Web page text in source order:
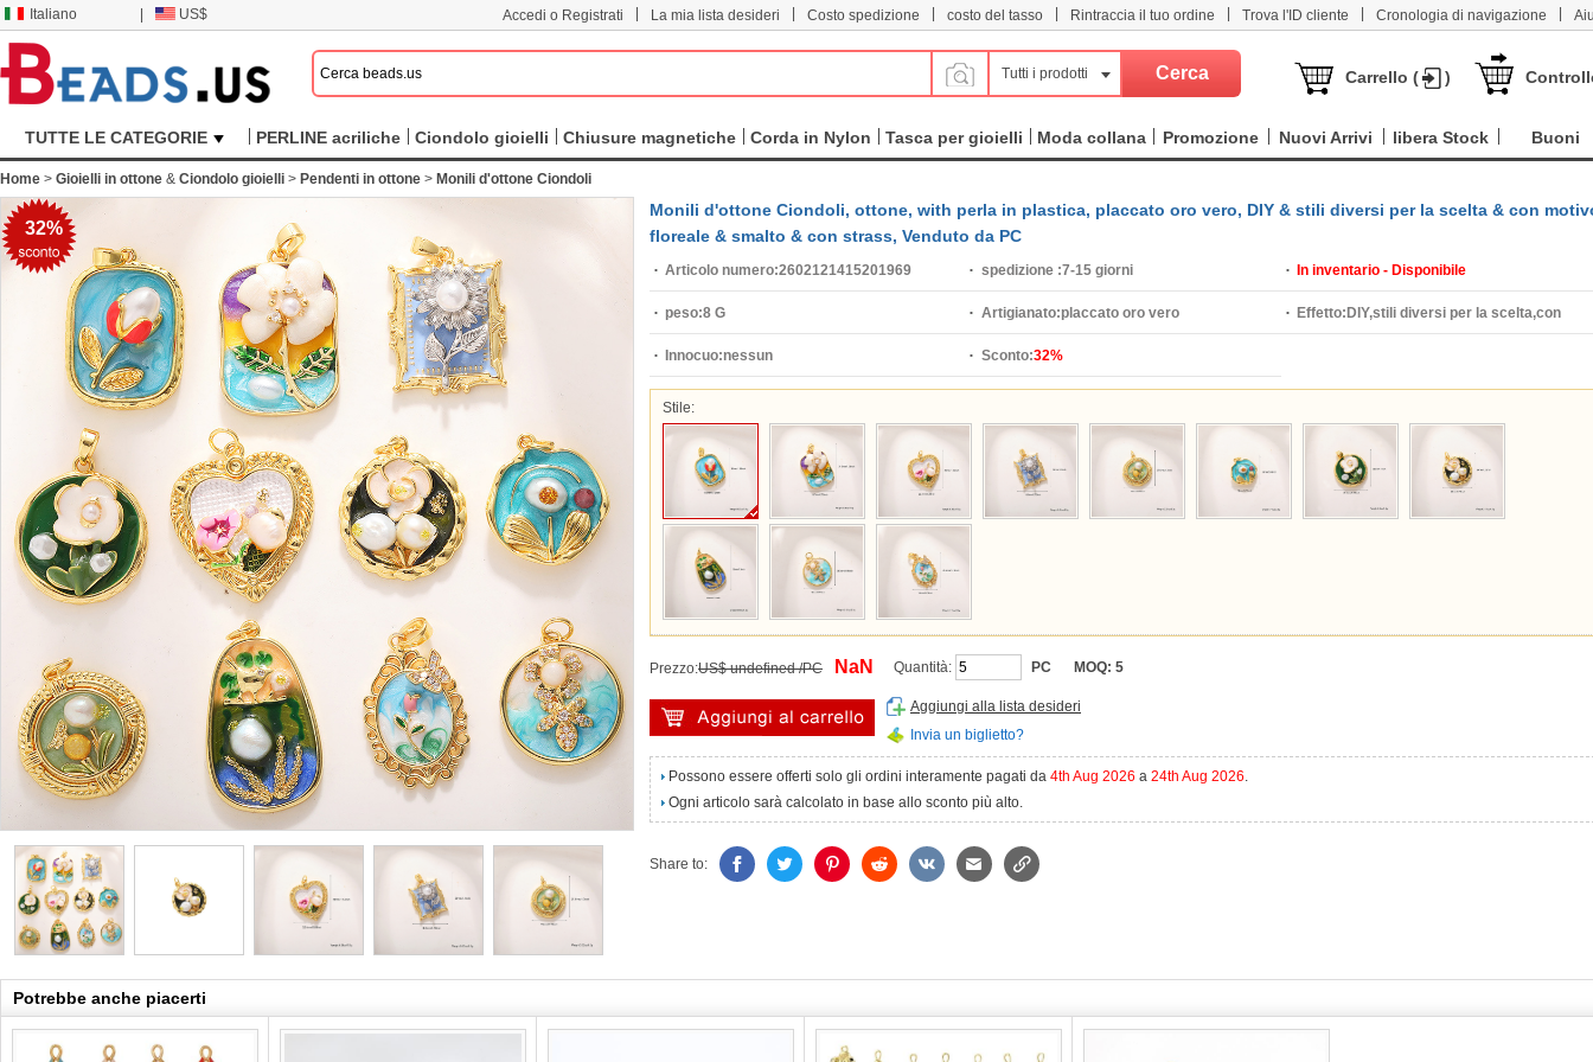
Italiano US$ Accedi o Registrati La mia lista desideri Costo spedizione costo del tasso Rintraccia il tuo ordine Trova l'ID cliente Cronologia di navigazione
Tutti i prodotti Carrello ( )
TUTTE LE CATEGORIE PERLINE acriliche Ciondolo gioielli Chiusure magnetiche Corda in Nylon Tasca per gioielli Moda collana Promozione Nuovi Arrivi libera Stock Buoni
Home > Gioielli in ottone & Ciondolo gioielli > Pendenti in ottone > Monili d'ottone Ciondoli
32%
Monili d'ottone Ciondoli, ottone, with perla in plastica, placcato oro vero, DIY & stili diversi per la scelta & con
floreale & smalto & con strass, Venduto da PC
Articolo numero:2602121415201969 spedizione :7-15 giorni In inventario - Disponibile
peso:8 G Artigianato:placcato oro vero Effetto: DIY,stili diversi per la scelta,con
Innocuo:nessun Sconto:32%
Stile:
Prezzo:US$ undefined /PC NaN Quantità: PC MOQ: 5
Aggiungi alla lista desideri
Invia un biglietto?
Possono essere offerti solo gli ordini interamente pagati da 4th Aug 2026 a 24th Aug 2026.
Ogni articolo sarà calcolato in base allo sconto più alto.
Share to:
Potrebbe anche piacerti